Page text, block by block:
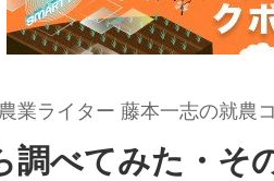
業ライター 藤本一志の就農
調べてみた・そ